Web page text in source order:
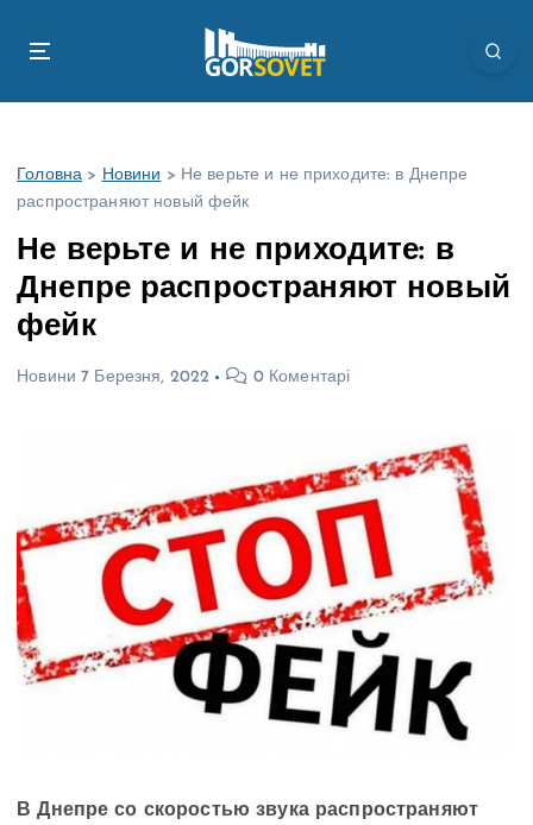
Головна > Новини > Не верьте и не приходите: в Днепре
распространяют новый фейк
Не верьте и не приходите: в
Днепре распространяют новый
фейк
Новини 7 Березня, 2022 0 Коментарі
В Днепре со скоростью звука распространяют